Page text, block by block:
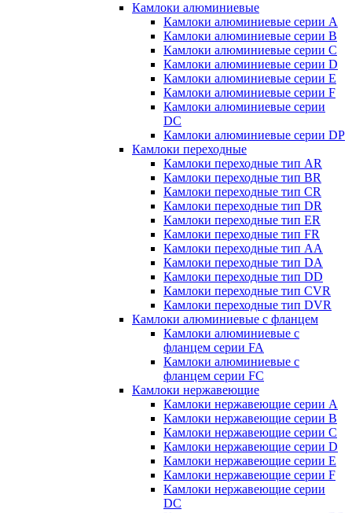
Камлоки алюминиевые
Камлоки алюминиевые серии А
Камлоки алюминиевые серии B
Камлоки алюминиевые серии C
Камлоки алюминиевые серии D
Камлоки алюминиевые серии E
Камлоки алюминиевые серии F
Камлоки алюминиевые серии
DC
Камлоки алюминиевые серии DP
Камлоки переходные
Камлоки переходные тип AR
Камлоки переходные тип BR
Камлоки переходные тип CR
Камлоки переходные тип DR
Камлоки переходные тип ER
Камлоки переходные тип FR
Камлоки переходные тип AA
Камлоки переходные тип DA
Камлоки переходные тип DD
Камлоки переходные тип CVR
Камлоки переходные тип DVR
Камлоки алюминиевые с фланцем
Камлоки алюминиевые с
фланцем серии FA
Камлоки алюминиевые с
фланцем серии FC
Камлоки нержавеющие
Камлоки нержавеющие серии А
Камлоки нержавеющие серии В
Камлоки нержавеющие серии C
Камлоки нержавеющие серии D
Камлоки нержавеющие серии E
Камлоки нержавеющие серии F
Камлоки нержавеющие серии
DC